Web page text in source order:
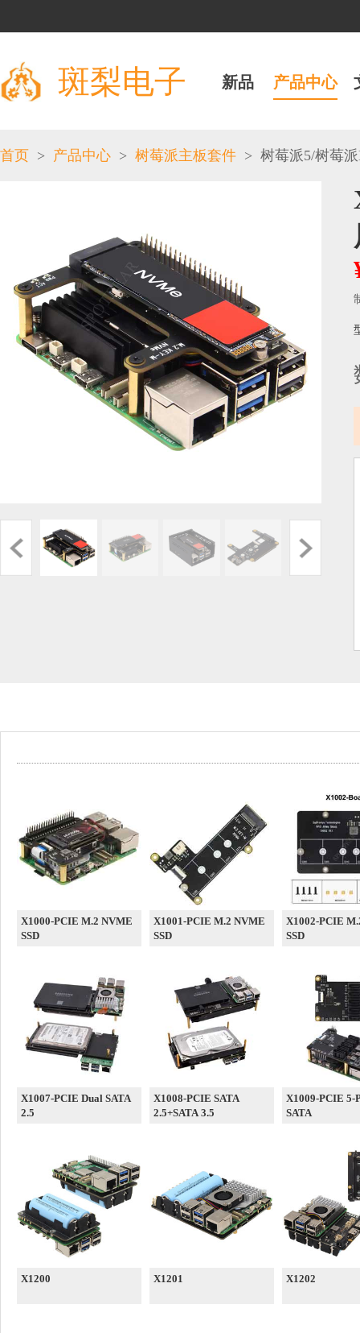
斑梨电子 新品 产品中心
首页 > 产品中心 > 树莓派主板套件 > 树莓派5/树莓派
X1000-PCIE M.2 NVME
SSD
X1001-PCIE M.2 NVME
SSD
X1002-PCIE
SSD
X1007-PCIE Dual SATA
2.5
X1008-PCIE SATA
2.5+SATA 3.5
X1009-PCIE 5-
SATA
X1200 X1201 X1202